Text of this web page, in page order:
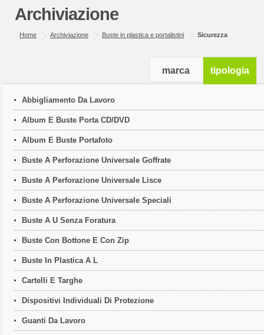
Archiviazione
Home Archiviazione Buste in plastica e portalistini Sicurezza
tipologia
Abbigliamento Da Lavoro
Album E Buste Porta CD/DVD
Album E Buste Portafoto
Buste A Perforazione Universale Goffrate
Buste A Perforazione Universale Lisce
Buste A Perforazione Universale Speciali
Buste A U Senza Foratura
Buste Con Bottone E Con Zip
Buste In Plastica A L
Cartelli E Targhe
Dispositivi Individuali Di Protezione
Guanti Da Lavoro
marca